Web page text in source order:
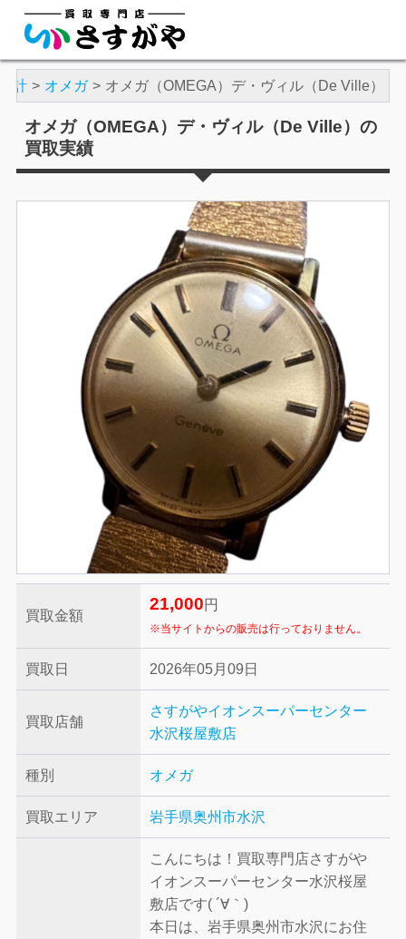
計 オメガ オメガ（OMEGA）デ・ヴィル（De Ville）
オメガ（OMEGA）デ・ヴィル（De Ville）の
買取実績
買取金額
21,000 円
※当サイトからの販売は行っておりません。
買取日 2026年05月09日
買取店舗
さすがやイオンスーパーセンター
水沢桜屋敷店
種別 オメガ
買取エリア 岩手県奥州市水沢
こんにちは！買取専門店さすがや
イオンスーパーセンター水沢桜屋
敷店です( ´∀｀)
本日は、岩手県奥州市水沢にお住